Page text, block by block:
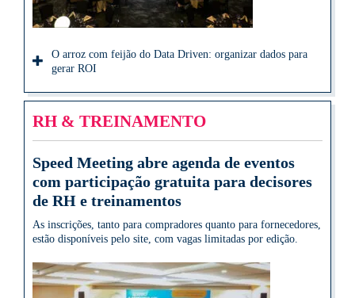
O arroz com feijão do Data Driven: organizar dados para
gerar ROI
RH & TREINAMENTO
Speed Meeting abre agenda de eventos
com participação gratuita para decisores
de RH e treinamentos
As inscrições, tanto para compradores quanto para fornecedores,
estão disponíveis pelo site, com vagas limitadas por edição.